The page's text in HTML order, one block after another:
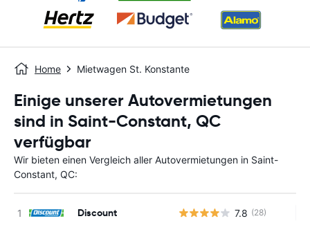
Home Mietwagen St. Konstante
Einige unserer Autovermietungen
sind in Saint-Constant, QC
verfügbar
Wir bieten einen Vergleich aller Autovermietungen in Saint-
Constant, QC:
Discount 7.8 (28)